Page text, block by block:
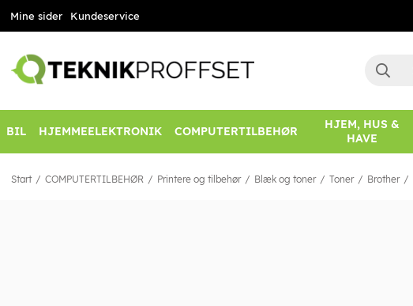
Mine sider Kundeservice
BIL HJEMMEELEKTRONIK COMPUTERTILBEHØR
HJEM, HUS &
HAVE
Start COMPUTERTILBEHØR Printere og tilbehør Blæk og toner Toner Brother